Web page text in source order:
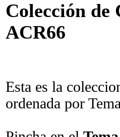
Colección de
ACR66
Esta es la
ordenada por